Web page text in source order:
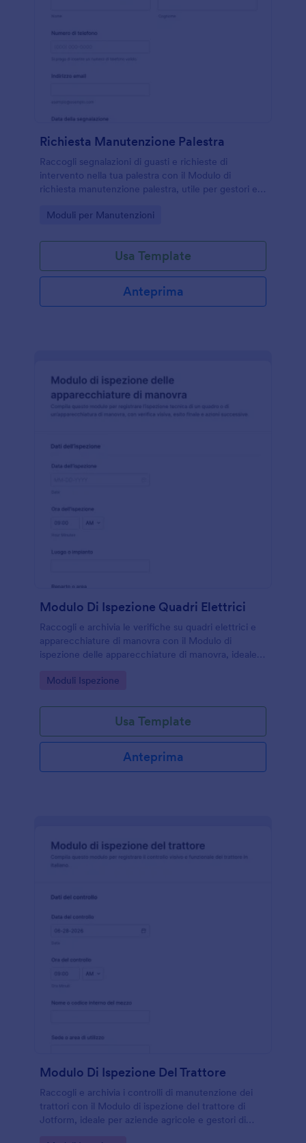
Richiesta Manutenzione Palestra
Raccogli segnalazioni di guasti e richieste di
intervento nella tua palestra con il Modulo di
richiesta manutenzione palestra, utile per gestori e
dati e le priorità in un unico punto.
Go to Category:
Moduli per Manutenzioni
Usa Template
Anteprima
Modulo Di Ispezione Quadri Elettrici
Raccogli e archivia le verifiche su quadri elettrici e
apparecchiature di manovra con il Modulo di
ispezione delle apparecchiature di manovra, ideale
reparti diversi.
Go to Category:
Moduli Ispezione
Usa Template
Anteprima
Modulo Di Ispezione Del Trattore
Raccogli e archivia i controlli di manutenzione dei
trattori con il Modulo di ispezione del trattore di
Jotform, ideale per aziende agricole e gestori di